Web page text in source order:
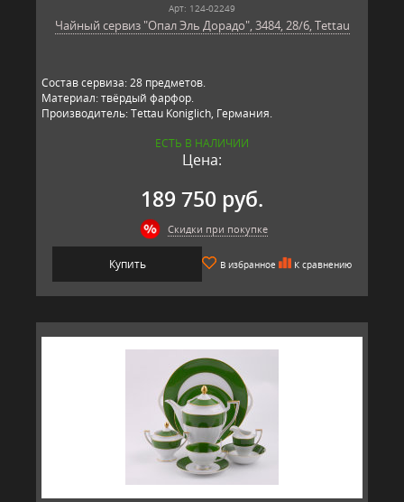
Арт: 124-02249
Чайный сервиз "Опал Эль Дорадо", 3484, 28/6, Tettau
Состав сервиза: 28 предметов.
Материал: твёрдый фарфор.
Производитель: Tettau Koniglich, Германия.
ЕСТЬ В НАЛИЧИИ
Цена:
189 750 руб.
Скидки при покупке
Купить В избранное К сравнению